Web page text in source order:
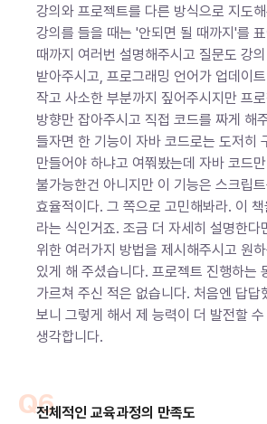
강의와 프로젝트를 다른 방식으로 지도
강의를 들을 때는 '안되면 될 때까지'를
때까지 여러번 설명해주시고 질문도 강
받아주시고, 프로그래밍 언어가 업데이
작고 사소한 부분까지 짚어주시지만 프
방향만 잡아주시고 직접 코드를 짜게 해
들자면 한 기능이 자바 코드로는 도저히
만들어야 하냐고 여쭤봤는데 자바 코드
불가능한건 아니지만 이 기능은 스크립
효율적이다. 그 쪽으로 고민해봐라. 이
라는 식인거죠. 조금 더 자세히 설명한다
위한 여러가지 방법을 제시해주시고 원
있게 해 주셨습니다. 프로젝트 진행하는
가르쳐 주신 적은 없습니다. 처음엔 답답
보니 그렇게 해서 제 능력이 더 발전할
생각합니다.
Q6전체적인 교육과정의 만족도